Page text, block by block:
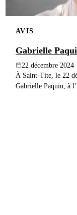
AVIS
Gabrielle
22 décembre 2024
À Saint-Tite, le 22
Gabrielle Paquin, à